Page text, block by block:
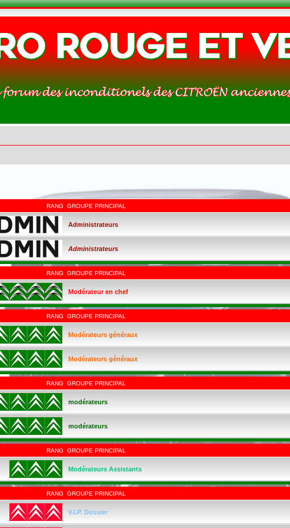
RANG GROUPE PRINCIPAL
Administrateurs
Administrateurs
RANG GROUPE PRINCIPAL
Modérateur en chef
RANG GROUPE PRINCIPAL
Modérateurs généraux
Modérateurs généraux
RANG GROUPE PRINCIPAL
modérateurs
modérateurs
RANG GROUPE PRINCIPAL
Modérateurs Assistants
RANG GROUPE PRINCIPAL
V.I.P. Dossier